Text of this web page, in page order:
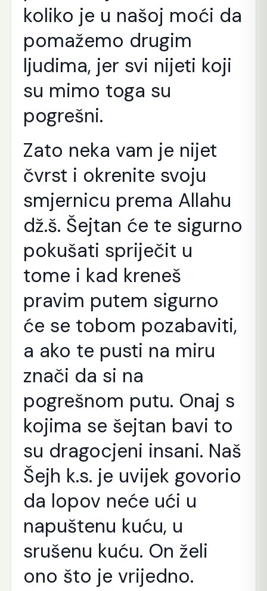
koliko je u našoj moći da
pomažemo drugim
ljudima, jer svi nijeti koji
su mimo toga su
pogrešni.
Zato neka vam je nijet
čvrst i okrenite svoju
smjernicu prema Allahu
dž.š. Šejtan će te sigurno
pokušati spriječit u
tome i kad kreneš
pravim putem sigurno
će se tobom pozabaviti,
a ako te pusti na miru
znači da si na
pogrešnom putu. Onaj s
kojima se šejtan bavi to
su dragocjeni insani. Naš
Šejh k.s. je uvijek govorio
da lopov neće ući u
napuštenu kuću, u
srušenu kuću. On želi
ono što je vrijedno.